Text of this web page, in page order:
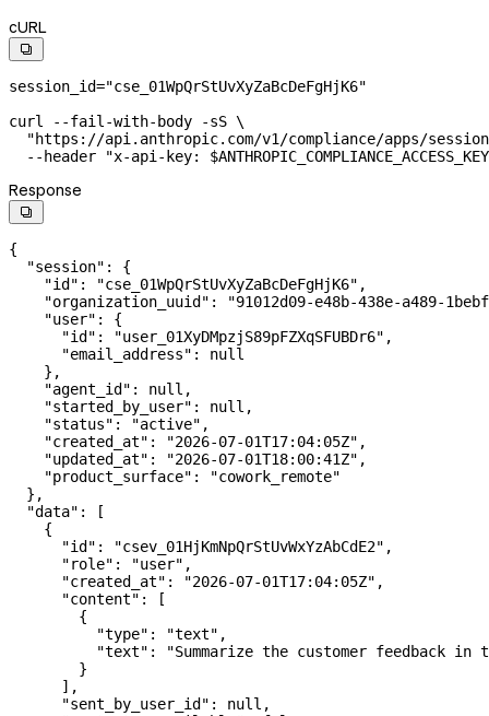
cURL

session_id="cse_01WpQrStUvXyZaBcDeFgHjK6"
curl
--fail-with-body -sS \
"https://api.anthropic.com/v1/compliance/apps/
  --header
"x-api-key: $ANTHROPIC_COMPLIANCE_ACCESS_KEY
Response

{
  "session"
: {
    "id"
: "cse_01WpQrStUvXyZaBcDeFgHjK6" ,
    "organization_uuid"
:
"91012d09-e48b-438e-a489-
    "user"
: {
      "id"
: "user_01XyDMpzjS89pFZXqSFUBDr6" ,
      "email_address"
: null
    },
    "agent_id"
: null ,
    "started_by_user"
: null ,
    "status"
: "active" ,
    "created_at"
: "2026-07-01T17:04:05Z" ,
    "updated_at"
: "2026-07-01T18:00:41Z" ,
    "product_surface"
:
"cowork_remote"
  },
  "data"
: [
    {
      "id"
: "csev_01HjKmNpQrStUvWxYzAbCdE2" ,
      "role"
: "user" ,
      "created_at"
: "2026-07-01T17:04:05Z" ,
      "content"
: [
        {
          "type"
: "text" ,
          "text"
:
"Summarize the customer feedback
        }
      ],
      "sent_by_user_id"
: null ,